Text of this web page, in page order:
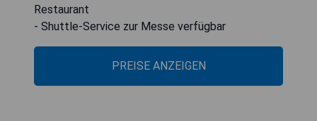
Restaurant
- Shuttle-Service zur Messe verfügbar
PREISE ANZEIGEN